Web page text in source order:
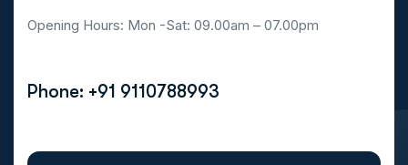
Opening Hours: Mon -Sat: 09.00am – 07.00pm
Phone: +91 9110788993